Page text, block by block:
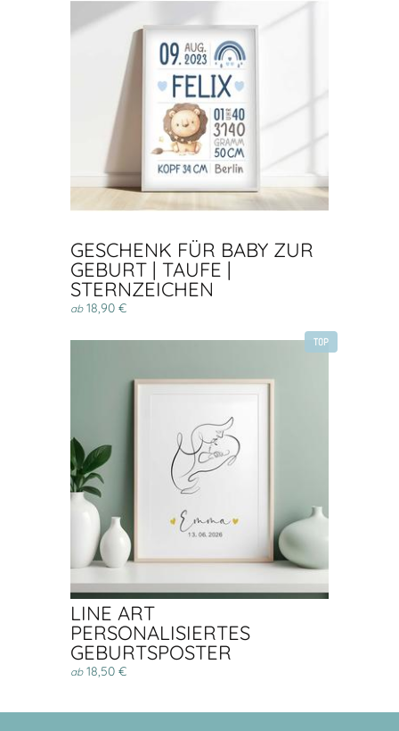
GESCHENK FÜR BABY ZUR
GEBURT | TAUFE |
STERNZEICHEN
ab18,90 €
TOP
LINE ART
PERSONALISIERTES
GEBURTSPOSTER
ab18,50 €